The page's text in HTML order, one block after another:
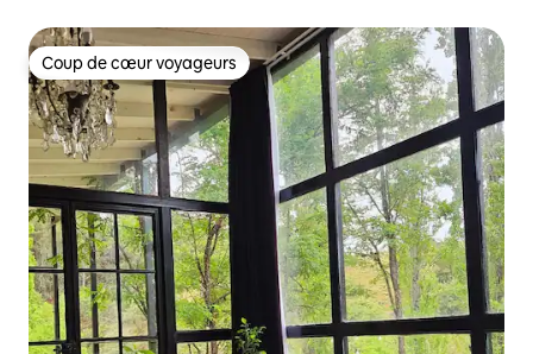
Coup de cœur voyageurs
Coup de cœur voyageurs